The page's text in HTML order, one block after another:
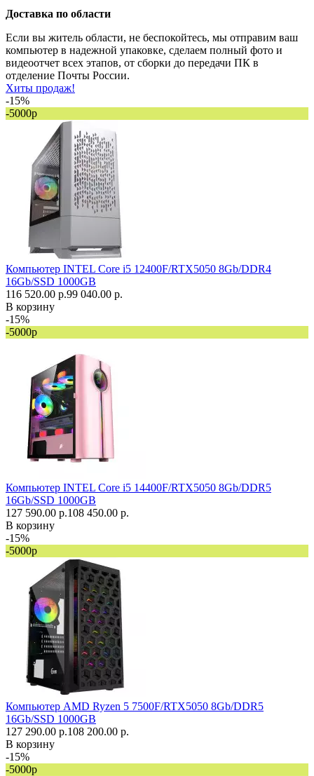
Доставка по области
Если вы житель области, не беспокойтесь, мы отправим ваш
компьютер в надежной упаковке, сделаем полный фото и
видеоотчет всех этапов, от сборки до передачи ПК в
отделение Почты России.
Хиты продаж!
-15%
-5000р
Компьютер INTEL Core i5 12400F/RTX5050 8Gb/DDR4
16Gb/SSD 1000GB
116 520.00 р.99 040.00 р.
В корзину
-15%
-5000р
Компьютер INTEL Core i5 14400F/RTX5050 8Gb/DDR5
16Gb/SSD 1000GB
127 590.00 р.108 450.00 р.
В корзину
-15%
-5000р
Компьютер AMD Ryzen 5 7500F/RTX5050 8Gb/DDR5
16Gb/SSD 1000GB
127 290.00 р.108 200.00 р.
В корзину
-15%
-5000р